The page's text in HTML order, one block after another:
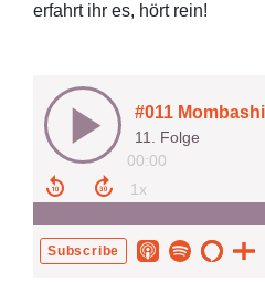
erfahrt ihr es, hört rein!